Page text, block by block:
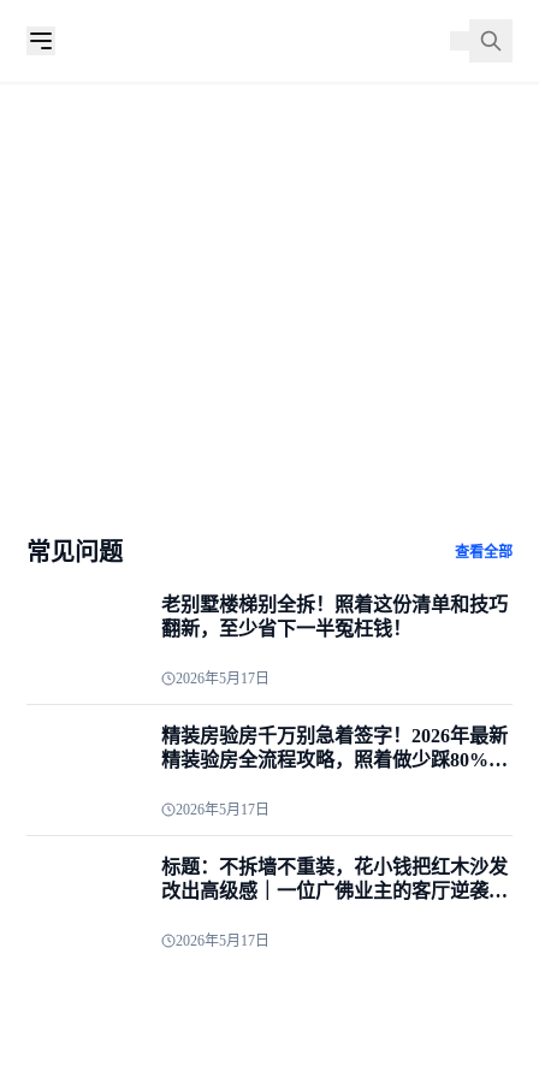
常见问题 查看全部
老别墅楼梯别全拆！照着这份清单和技巧
翻新，至少省下一半冤枉钱！
2026年5月17日
精装房验房千万别急着签字！2026年最新
精装验房全流程攻略，照着做少踩80%的
2026年5月17日
标题：不拆墙不重装，花小钱把红木沙发
改出高级感｜一位广佛业主的客厅逆袭经
2026年5月17日